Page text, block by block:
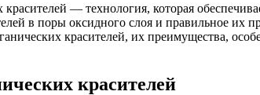
— технология, которая
в поры оксидного слоя и правильное их
красителей, их преимущества,
красителей